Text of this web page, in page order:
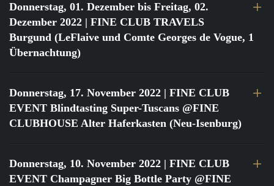
Donnerstag, 01. Dezember bis Freitag, 02.
Dezember 2022 | FINE CLUB TRAVELS
Burgund (LeFlaive und Comte Georges de Vogue, 1
Übernachtung)
Donnerstag, 17. November 2022 | FINE CLUB
EVENT Blindtasting Super-Tuscans @FINE
CLUBHOUSE Alter Haferkasten (Neu-Isenburg)
Donnerstag, 10. November 2022 | FINE CLUB
EVENT Champagner Big Bottle Party @FINE